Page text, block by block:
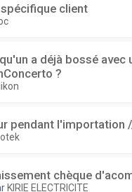
client
a déjà bossé avec
?
pendant l'importation
chèque
KIRIE ELECTRICITE